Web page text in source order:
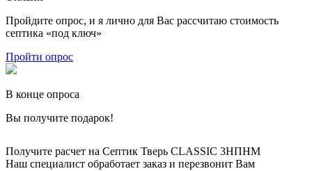
Пройдите опрос, и я лично для Вас рассчитаю стоимость
септика «под ключ»
Пройти опрос
В конце опроса
Вы получите подарок!
Получите расчет на Септик Тверь CLASSIC 3НПНМ
Наш специалист обработает заказ и перезвонит Вам